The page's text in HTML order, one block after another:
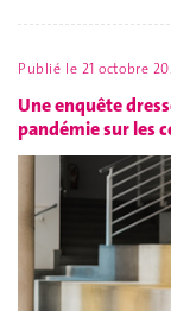
Publié le 21 octobre
Une enquête
pandémie sur les